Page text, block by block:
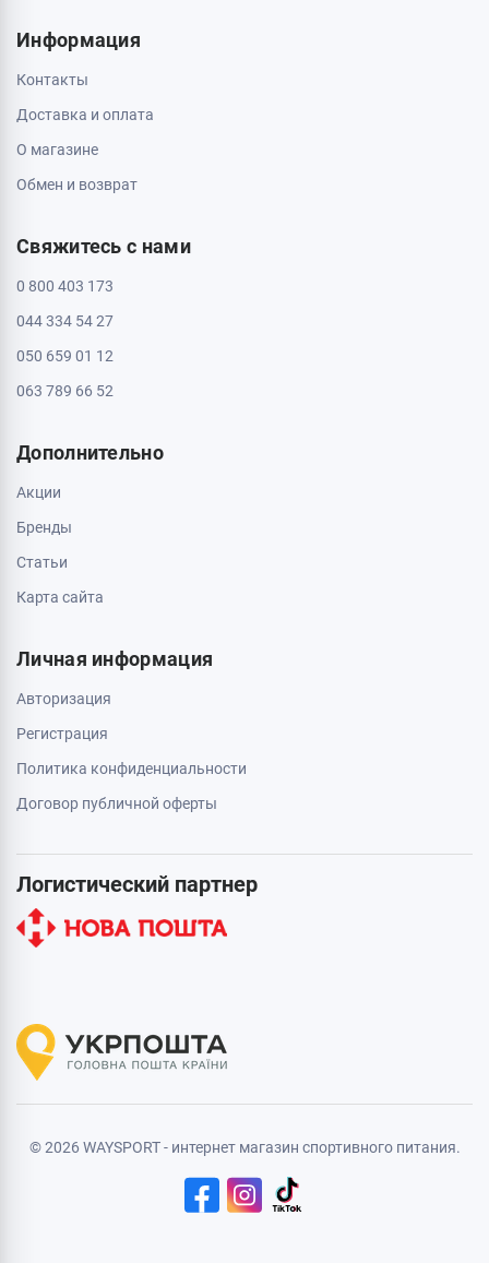
Информация
Контакты
Доставка и оплата
О магазине
Обмен и возврат
Свяжитесь с нами
0 800 403 173
044 334 54 27
050 659 01 12
063 789 66 52
Дополнительно
Акции
Бренды
Статьи
Карта сайта
Личная информация
Авторизация
Регистрация
Политика конфиденциальности
Договор публичной оферты
Логистический партнер
© 2026 WAYSPORT - интернет магазин спортивного питания.